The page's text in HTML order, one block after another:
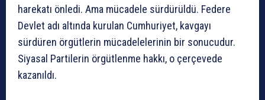
harekatı önledi. Ama mücadele sürdürüldü. Federe
Devlet adı altında kurulan Cumhuriyet, kavgayı
sürdüren örgütlerin mücadelelerinin bir sonucudur.
Siyasal Partilerin örgütlenme hakkı, o çerçevede
kazanıldı.